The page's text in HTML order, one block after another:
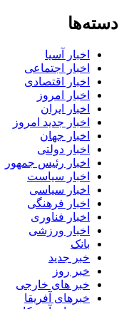
دسته‌ها
اخبار آسیا
اخبار اجتماعی
اخبار اقتصادی
اخبار امروز
اخبار ایران
اخبار جدید امروز
اخبار جهان
اخبار دولتی
اخبار رئیس جمهور
اخبار سیاست
اخبار سیاسی
اخبار فرهنگی
اخبار فناوری
اخبار ورزشی
بانک
خبر جدید
خبر روز
خبر های خارجی
خبرهای آفریقا